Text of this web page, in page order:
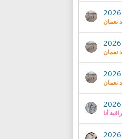
نعمان
نعمان
نعمان
أنا